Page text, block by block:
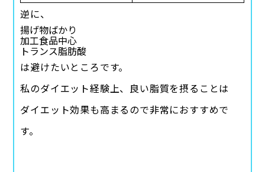
逆に、
揚げ物ばかり
加工食品中心
トランス脂肪酸
は避けたいところです。
私のダイエット経験上、良い脂質を摂ることは
ダイエット効果も高まるので非常におすすめで
す。